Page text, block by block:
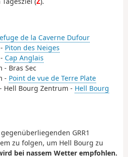
de la Caverne Dufour
Piton des Neiges
Cap Anglais
- Bras Sec
- Point de vue de Terre Plate
Hell Bourg Zentrum - Hell Bourg
GRR1
zu folgen, um Hell Bourg zu
bei nassem Wetter empfohlen.